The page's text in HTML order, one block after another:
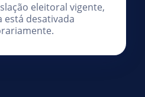
eleitoral vigente,
está desativada